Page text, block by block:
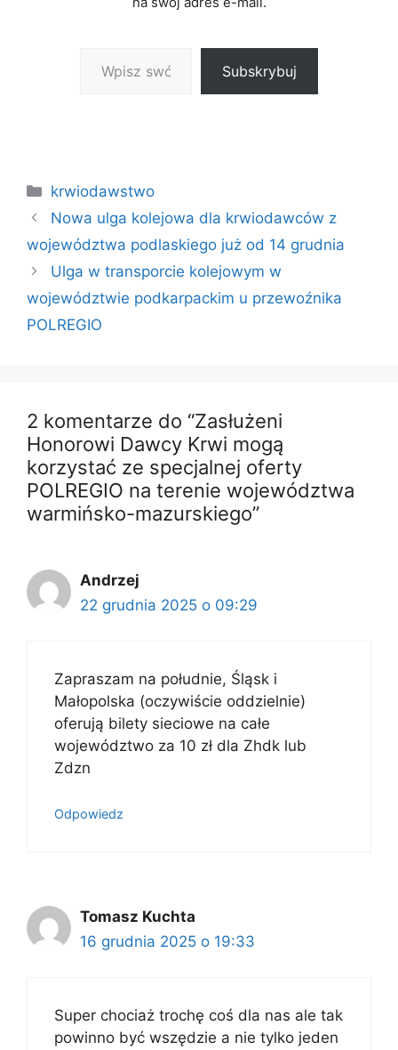
Subskrybuj
Kategorie
krwiodawstwo
Nowa ulga kolejowa dla krwiodawców z
województwa podlaskiego już od 14 grudnia
Ulga w transporcie kolejowym w
województwie podkarpackim u przewoźnika
POLREGIO
2 komentarze do “Zasłużeni
Honorowi Dawcy Krwi mogą
korzystać ze specjalnej oferty
POLREGIO na terenie województwa
warmińsko-mazurskiego”
Andrzej
22 grudnia 2025 o 09:29
Zapraszam na południe, Śląsk i
Małopolska (oczywiście oddzielnie)
oferują bilety sieciowe na całe
województwo za 10 zł dla Zhdk lub
Zdzn
Odpowiedz
Tomasz Kuchta
16 grudnia 2025 o 19:33
Super chociaż trochę coś dla nas ale tak
powinno być wszędzie a nie tylko jeden